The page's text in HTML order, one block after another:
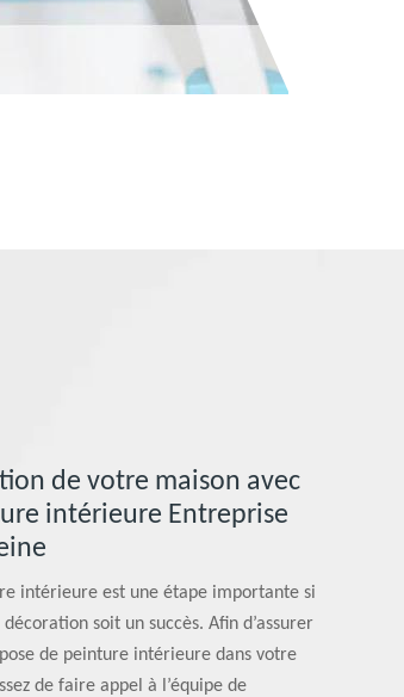
de votre maison avec
intérieure Entreprise
intérieure est une étape importante si
soit un succès. Afin d’assurer
de peinture intérieure dans votre
de faire appel à l’équipe de